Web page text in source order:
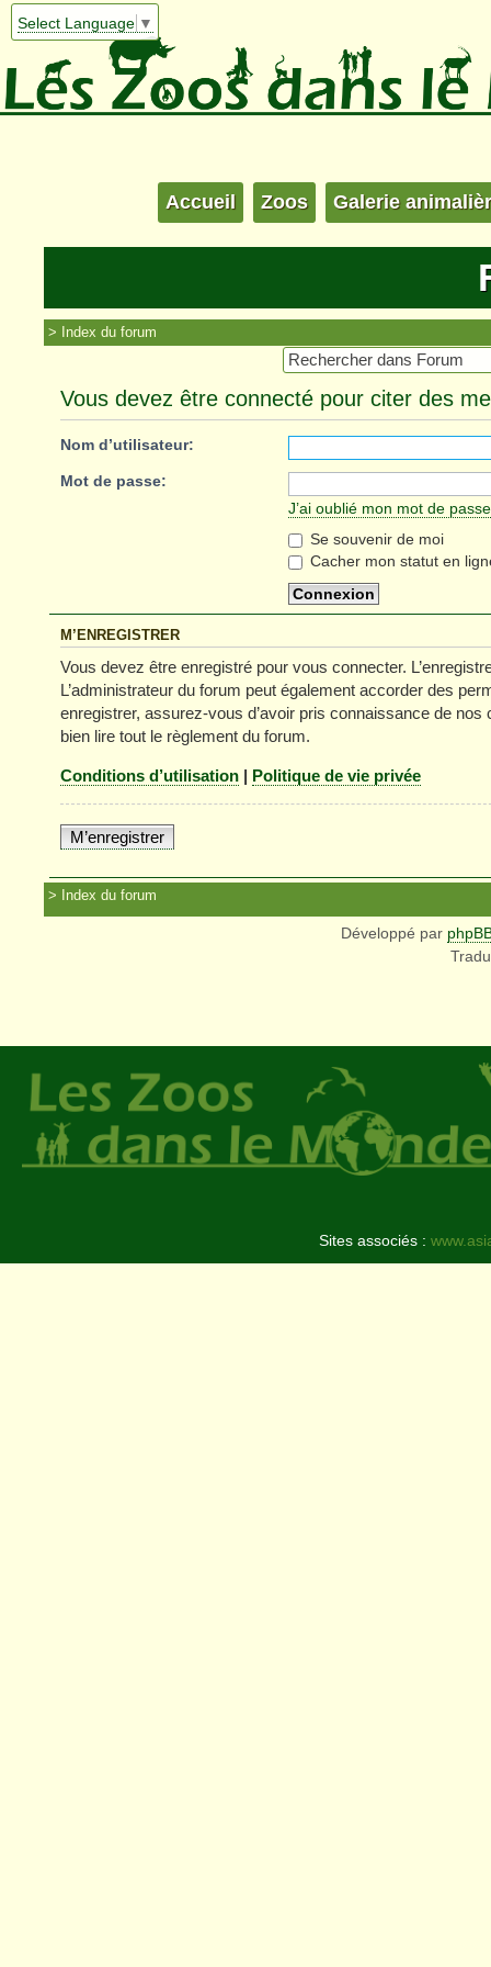
Select Language ▼
Accueil Zoos Galerie
Index du forum
Vous devez être connecté pour citer des
Nom d’utilisateur:
Mot de passe:
J’ai oublié mon mot de passe
Se souvenir de moi
Cacher mon statut en
M’ENREGISTRER
Vous devez être enregistré pour vous connecter.
L’administrateur du forum peut également accorder des
enregistrer, assurez-vous d’avoir pris connaissance de
bien lire tout le règlement du forum.
Conditions d’utilisation | Politique de vie privée
M’enregistrer
Index du forum
Développé par
Sites associés :